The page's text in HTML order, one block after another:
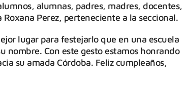
alumnas, padres, madres, docentes,
Perez, perteneciente a la seccional.
lugar para festejarlo que en una escuela
nombre. Con este gesto estamos honrando
su amada Córdoba. Feliz cumpleaños,